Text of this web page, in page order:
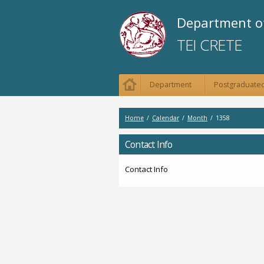
Department
TEI CRETE
Department
Home / Calendar / Month / 1358
Contact Info
Contact Info